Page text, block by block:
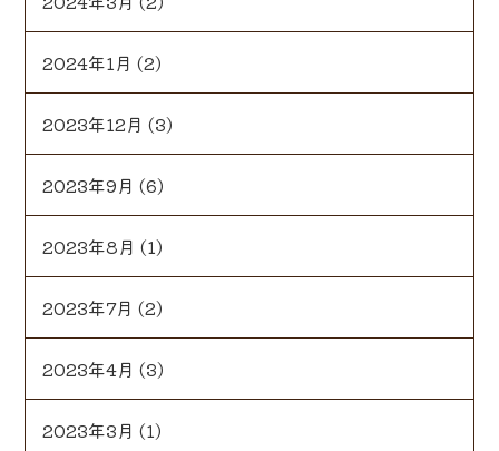
2024年1月 (2)
2023年12月 (3)
2023年9月 (6)
2023年8月 (1)
2023年7月 (2)
2023年4月 (3)
2023年3月 (1)